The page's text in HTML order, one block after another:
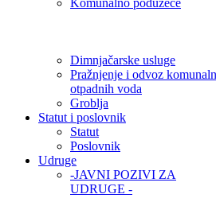
Dimnjačarske usluge
Pražnjenje i odvoz
otpadnih voda
Groblja
Statut i poslovnik
Statut
Poslovnik
Udruge
-JAVNI POZIVI ZA
UDRUGE -